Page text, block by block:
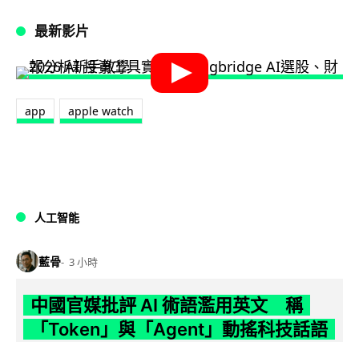
最新影片
app apple watch
人工智能
藍骨 3 小時
中國官媒批評 AI 術語濫用英文 稱
「Token」與「Agent」動搖科技話語